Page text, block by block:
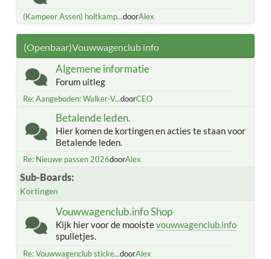
(Kampeer Assen) holtkamp...doorAlex
(Openbaar)Vouwwagenclub info
Algemene informatie
Forum uitleg
Re: Aangeboden: Walker-V...doorCEO
Betalende leden.
Hier komen de kortingen en acties te staan voor
Betalende leden.
Re: Nieuwe passen 2026doorAlex
Sub-Boards
Kortingen
Vouwwagenclub.info Shop
Kijk hier voor de mooistevouwwagenclub.info
spulletjes.
Re: Vouwwagenclub sticke...doorAlex